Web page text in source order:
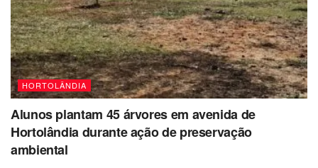
HORTOLÂNDIA
Alunos plantam 45 árvores em avenida de
Hortolândia durante ação de preservação
ambiental